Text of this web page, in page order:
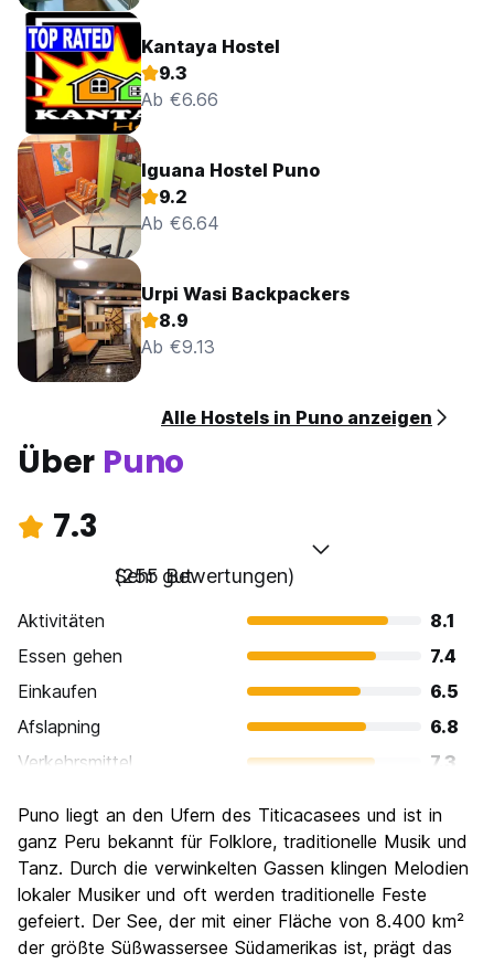
Kantaya Hostel
9.3
Ab €6.66
Iguana Hostel Puno
9.2
Ab €6.64
Urpi Wasi Backpackers
8.9
Ab €9.13
Alle Hostels in Puno anzeigen
Über Puno
7.3
Sehr gut
(255 Bewertungen)
Aktivitäten
8.1
Essen gehen
7.4
Einkaufen
6.5
Afslapning
6.8
Verkehrsmittel
7.3
Kultur
7.6
Nachtleben / Party
6.1
Preis-Leistungsverhältnis
Puno liegt an den Ufern des Titicacasees und ist in
ganz Peru bekannt für Folklore, traditionelle Musik und
Tanz. Durch die verwinkelten Gassen klingen Melodien
lokaler Musiker und oft werden traditionelle Feste
gefeiert. Der See, der mit einer Fläche von 8.400 km²
der größte Süßwassersee Südamerikas ist, prägt das